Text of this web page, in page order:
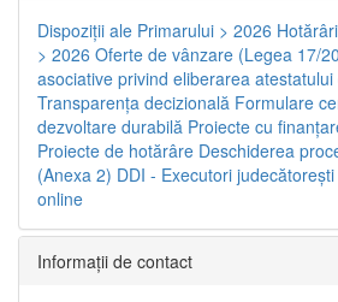
Dispoziţii ale Primarului > 2026
> 2026 Oferte de vânzare (Legea 17/
asociative privind eliberarea
Transparenţa decizională Formulare
dezvoltare durabilă Proiecte cu
Proiecte de hotărâre Deschiderea
(Anexa 2) DDI - Executori judecătorești
online
Informaţii de contact